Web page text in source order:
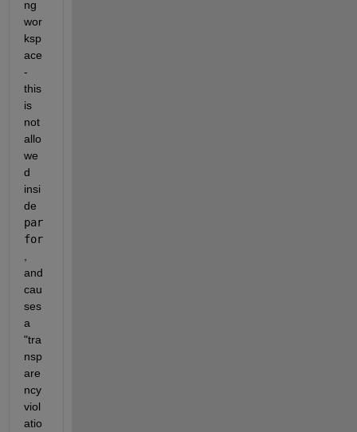
ng
wor
ksp
ace
-
this
is
not
allo
we
d
insi
par
for
and
cau
ses
a
"tra
nsp
are
ncy
viol
atio